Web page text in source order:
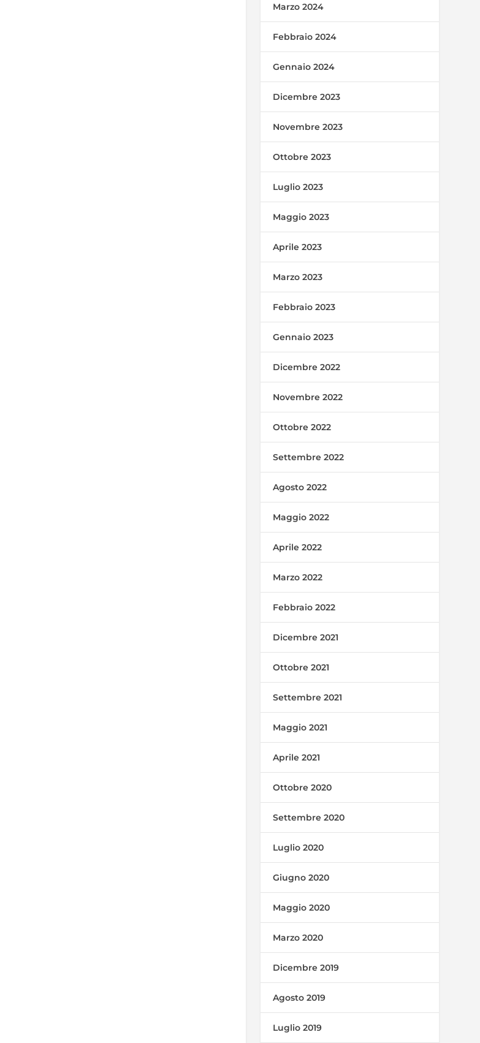
Marzo 2024
Febbraio 2024
Gennaio 2024
Dicembre 2023
Novembre 2023
Ottobre 2023
Luglio 2023
Maggio 2023
Aprile 2023
Marzo 2023
Febbraio 2023
Gennaio 2023
Dicembre 2022
Novembre 2022
Ottobre 2022
Settembre 2022
Agosto 2022
Maggio 2022
Aprile 2022
Marzo 2022
Febbraio 2022
Dicembre 2021
Ottobre 2021
Settembre 2021
Maggio 2021
Aprile 2021
Ottobre 2020
Settembre 2020
Luglio 2020
Giugno 2020
Maggio 2020
Marzo 2020
Dicembre 2019
Agosto 2019
Luglio 2019